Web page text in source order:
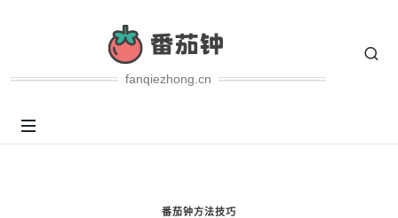
fanqiezhong.cn
番茄钟方法技巧